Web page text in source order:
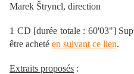
Marek Štryncl, direction
1 CD [durée totale : 60'03"]
être acheté en suivant ce lien.
Extraits proposés :